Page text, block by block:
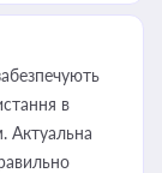
в
Актуальна